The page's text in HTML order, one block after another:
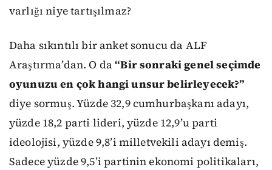
varlığı niye tartışılmaz?
Daha sıkıntılı bir anket sonucu da ALF
Araştırma’dan. O da“Bir sonraki genel seçimde
oyunuzu en çok hangi unsur belirleyecek?”
diye sormuş. Yüzde 32,9 cumhurbaşkanı adayı,
yüzde 18,2 parti lideri, yüzde 12,9’u parti
ideolojisi, yüzde 9,8’i milletvekili adayı demiş.
Sadece yüzde 9,5’i partinin ekonomi politikaları,